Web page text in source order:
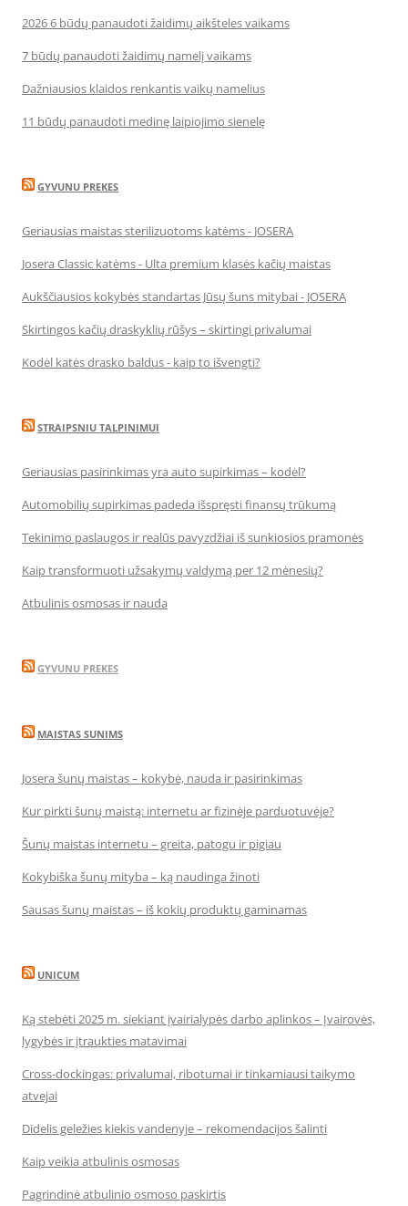
2026 6 būdų panaudoti žaidimų aikšteles vaikams
7 būdų panaudoti žaidimų namelį vaikams
Dažniausios klaidos renkantis vaikų namelius
11 būdų panaudoti medinę laipiojimo sienelę
GYVUNU PREKES
Geriausias maistas sterilizuotoms katėms - JOSERA
Josera Classic katėms - Ulta premium klasės kačių maistas
Aukščiausios kokybės standartas Jūsų šuns mitybai - JOSERA
Skirtingos kačių draskyklių rūšys – skirtingi privalumai
Kodėl katės drasko baldus - kaip to išvengti?
STRAIPSNIU TALPINIMUI
Geriausias pasirinkimas yra auto supirkimas – kodėl?
Automobilių supirkimas padeda išspręsti finansų trūkumą
Tekinimo paslaugos ir realūs pavyzdžiai iš sunkiosios pramonės
Kaip transformuoti užsakymų valdymą per 12 mėnesių?
Atbulinis osmosas ir nauda
GYVUNU PREKES
MAISTAS SUNIMS
Josera šunų maistas – kokybė, nauda ir pasirinkimas
Kur pirkti šunų maistą: internetu ar fizinėje parduotuvėje?
Šunų maistas internetu – greita, patogu ir pigiau
Kokybiška šunų mityba – ką naudinga žinoti
Sausas šunų maistas – iš kokių produktų gaminamas
UNICUM
Ką stebėti 2025 m. siekiant įvairialypės darbo aplinkos – Įvairovės,
lygybės ir įtraukties matavimai
Cross-dockingas: privalumai, ribotumai ir tinkamiausi taikymo
atvejai
Didelis geležies kiekis vandenyje – rekomendacijos šalinti
Kaip veikia atbulinis osmosas
Pagrindinė atbulinio osmoso paskirtis